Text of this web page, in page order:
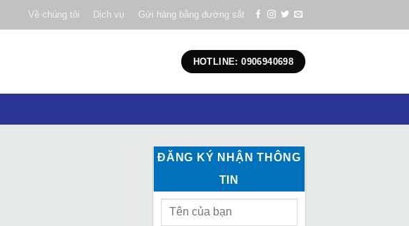
Về chúng tôi Dịch vụ Gửi hàng bằng đường sắt
HOTLINE: 0906940698
ĐĂNG KÝ NHẬN THÔNG
TIN